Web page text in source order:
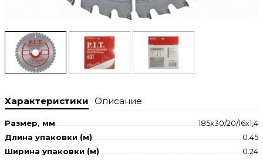
Характеристики Описание
Размер, мм
185x30/20/16x1,4
Длина упаковки (м)
0.45
Ширина упаковки (м)
0.24